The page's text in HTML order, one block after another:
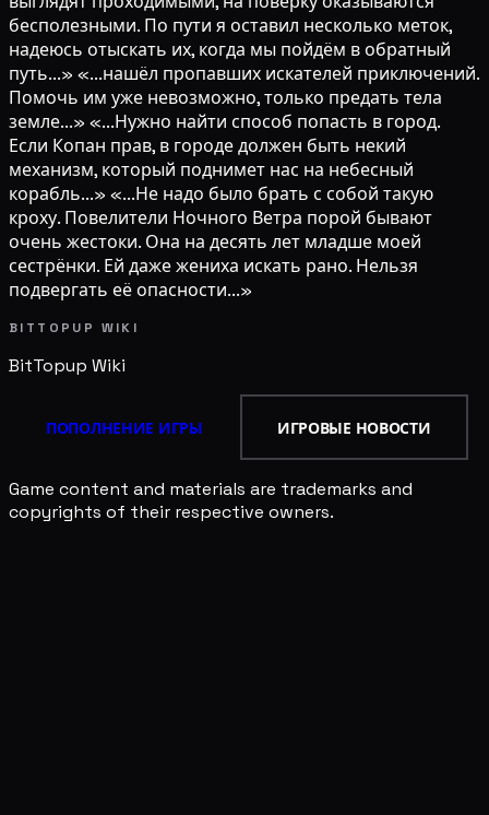
бесполезными. По пути я оставил несколько меток,
надеюсь отыскать их, когда мы пойдём в обратный
путь...» «...нашёл пропавших искателей приключений.
Помочь им уже невозможно, только предать тела
земле...» «...Нужно найти способ попасть в город.
Если Копан прав, в городе должен быть некий
механизм, который поднимет нас на небесный
корабль...» «...Не надо было брать с собой такую
кроху. Повелители Ночного Ветра порой бывают
очень жестоки. Она на десять лет младше моей
сестрёнки. Ей даже жениха искать рано. Нельзя
подвергать её опасности...»
BITTOPUP WIKI
BitTopup Wiki
ПОПОЛНЕНИЕ ИГРЫ ИГРОВЫЕ НОВОСТИ
Game content and materials are trademarks and
copyrights of their respective owners.